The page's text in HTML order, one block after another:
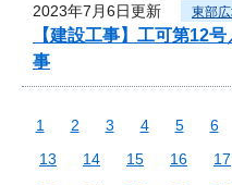
2023年7月6日更新 東部
【建設工事】工可第12
事
1 2 3 4 5 6
13
14 15 16 17